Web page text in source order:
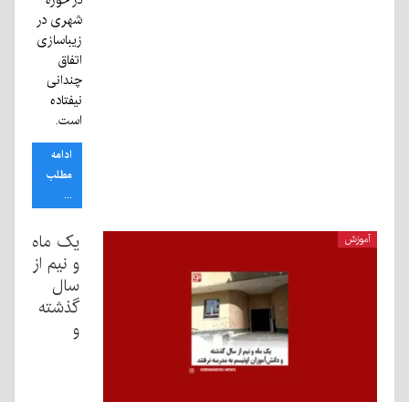
شهری در
زیباسازی
اتفاق
چندانی
نیفتاده
است.
ادامه
مطلب
...
آموزش
یک ماه
و نیم از
سال
گذشته
و